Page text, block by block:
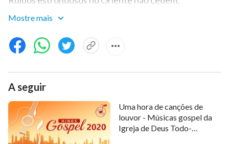
tremendo todas nações e denominações.
É a voz de Deus que trouxe todos ao presente.
Entram no fluxo e se submetem a Ele.
Há muito tempo, Deus reouve a glória da terra,
e do Oriente Ele a reenviou.
Mostre mais
A seguir
Uma hora de canções de
louvor - Músicas gospel da
Igreja de Deus Todo-